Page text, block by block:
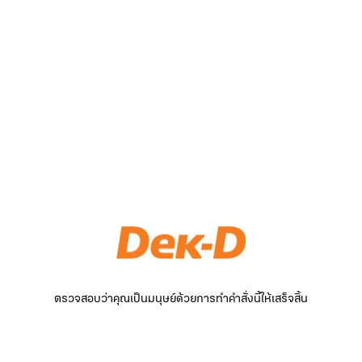
ตรวจสอบว่าคุณเป็นมนุษย์ด้วยการทำคำสั่งนี้ให้เสร็จสิ้น